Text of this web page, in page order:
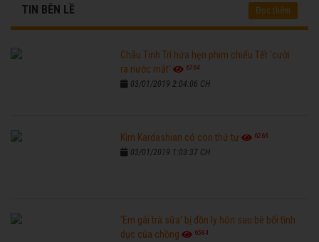
TIN BÊN LỀ Đọc thêm
Châu Tinh Trì hứa hẹn phim chiếu Tết 'cười
ra nước mắt'
6764
03/01/2019 2:04:06 CH
Kim Kardashian có con thứ tư 6263
03/01/2019 1:03:37 CH
'Em gái trà sữa' bị đồn ly hôn sau bê bối tình
dục của chồng
6584